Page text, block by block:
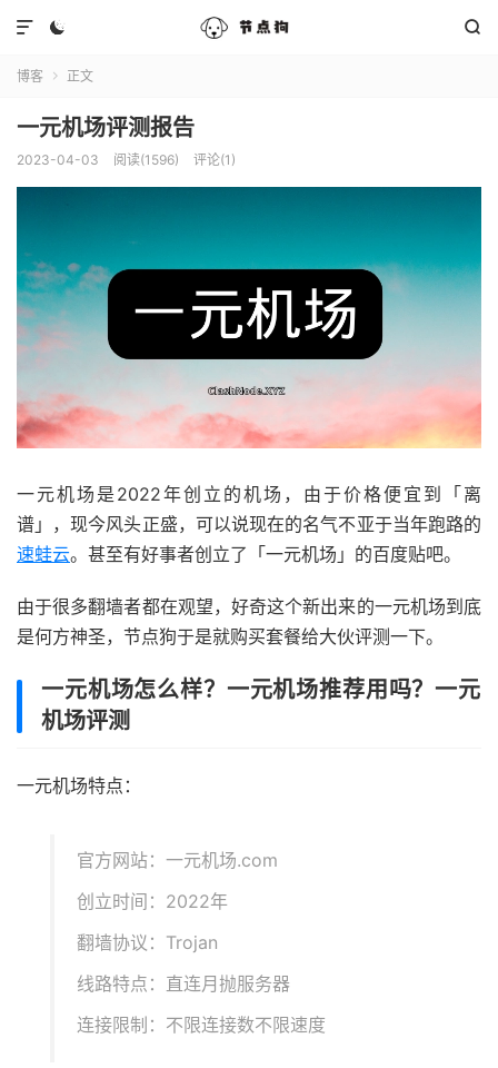
 

博客  正文
一元机场评测报告
2023-04-03 阅读(1596) 评论(1)
一元机场是2022年创立的机场，由于价格便宜到「离
谱」，现今风头正盛，可以说现在的名气不亚于当年跑路的
速蛙云。甚至有好事者创立了「一元机场」的百度贴吧。
由于很多翻墙者都在观望，好奇这个新出来的一元机场到底
是何方神圣，节点狗于是就购买套餐给大伙评测一下。
一元机场怎么样？一元机场推荐用吗？一元
机场评测
一元机场特点：
官方网站：一元机场.com
创立时间：2022年
翻墙协议：Trojan
线路特点：直连月抛服务器
连接限制：不限连接数不限速度